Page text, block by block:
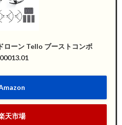
ローン Tello ブーストコンボ
天市場